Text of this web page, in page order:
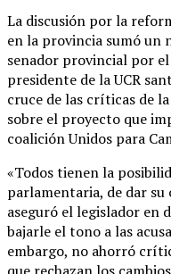
La discusión por la
en la provincia sumó un
senador provincial por
presidente de la UCR
cruce de las críticas de
sobre el proyecto que
coalición Unidos para
«Todos tienen la
parlamentaria, de dar
aseguró el legislador en
bajarle el tono a las
embargo, no ahorró